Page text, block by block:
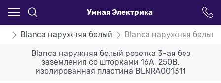
Умная Электрика
Blanca наружняя белый Blanca наружняя белый
Blanca наружняя белый розетка 3-ая без
заземления со шторками 16А, 250В,
изолированная пластина BLNRA001311